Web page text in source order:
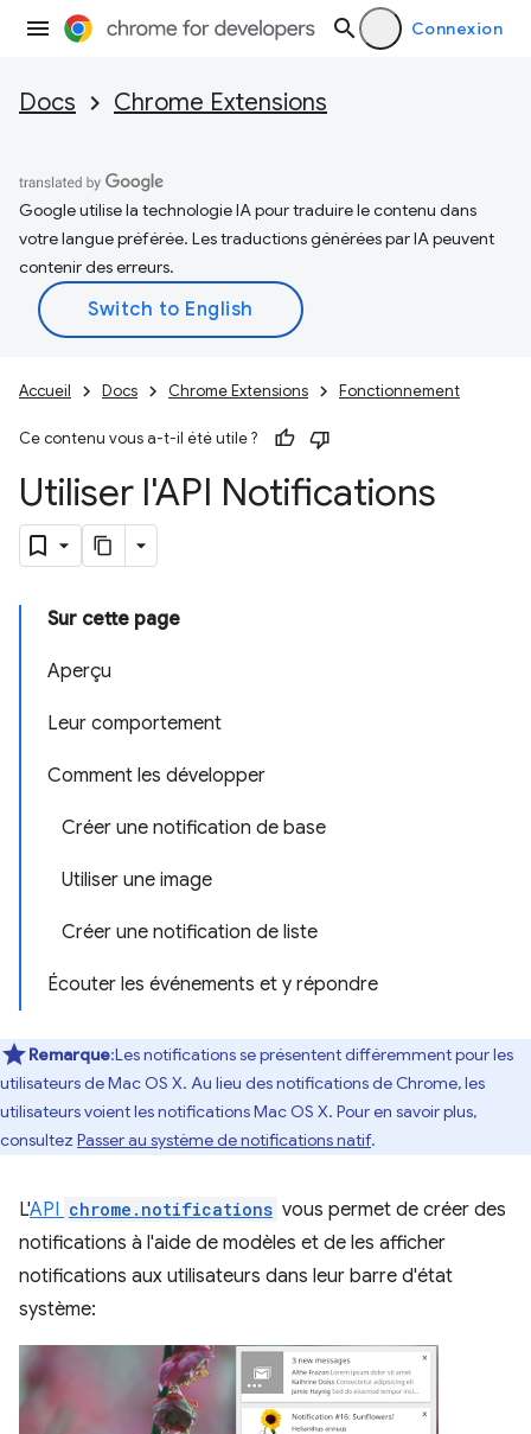
Connexion
Docs Chrome Extensions
Google utilise la technologie IA pour traduire le contenu dans
votre langue préférée. Les traductions générées par IA peuvent
contenir des erreurs.
Accueil Docs Chrome Extensions Fonctionnement
Ce contenu vous a-t-il été utile ?
Utiliser l'API Notifications
Sur cette page
Aperçu
Leur comportement
Comment les développer
Créer une notification de base
Utiliser une image
Créer une notification de liste
Écouter les événements et y répondre
Remarque:Les notifications se présentent différemment pour les
utilisateurs de Mac OS X. Au lieu des notifications de Chrome, les
utilisateurs voient les notifications Mac OS X. Pour en savoir plus,
consultez Passer au système de notifications natif.
L'API chrome.notifications vous permet de créer des
notifications à l'aide de modèles et de les afficher
notifications aux utilisateurs dans leur barre d'état
système: